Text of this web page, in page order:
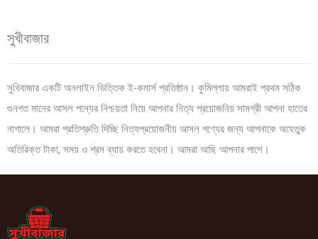
সুখীবাজার
সুখিবাজার একটি অনলাইন ভিত্তিক ই-কমার্স প্রতিষ্ঠান। কুমিল্লায় আমরাই প্রথম সঠিক
গুনগত মানের আসল পন্যের নিশ্চয়তা নিয়ে আপনার নিত্য প্রয়োজনিয় সামগ্রী আপনা হাতের
নাগালে। আমরা প্রতিশ্রুতি দিচ্ছি নিত্যপ্রয়োজনীয় আসল পণ্যের জন্য আপনাকে অহেতুক
অতিরিক্ত টাকা, সময় ও শ্রম ব্যায় করতে হবেনা। আমরা আছি আপনার পাশে।